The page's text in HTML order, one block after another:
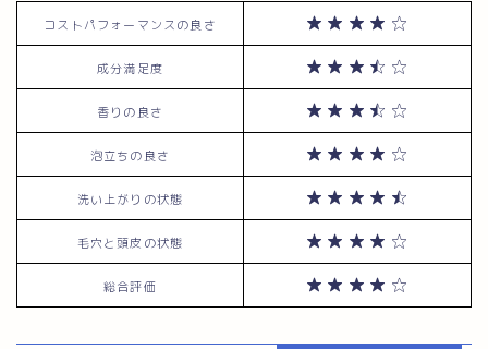
コストパフォーマンスの良さ
成分満足度
香りの良さ
泡立ちの良さ
洗い上がりの状態
毛穴と頭皮の状態
総合評価